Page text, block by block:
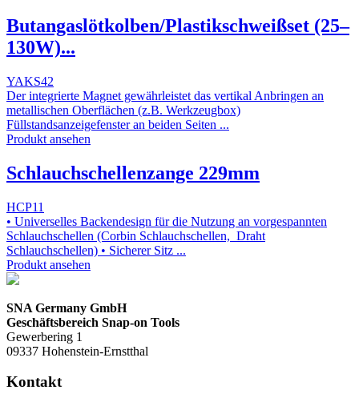
Butangaslötkolben/Plastikschweißset (25–
130W)...
YAKS42
Der integrierte Magnet gewährleistet das vertikal Anbringen an
metallischen Oberflächen (z.B. Werkzeugbox)
Füllstandsanzeigefenster an beiden Seiten ...
Produkt ansehen
Schlauchschellenzange 229mm
HCP11
• Universelles Backendesign für die Nutzung an vorgespannten
Schlauchschellen (Corbin Schlauchschellen, Draht
Schlauchschellen) • Sicherer Sitz ...
Produkt ansehen
SNA Germany GmbH
Geschäftsbereich Snap-on Tools
Gewerbering 1
09337 Hohenstein-Ernstthal
Kontakt